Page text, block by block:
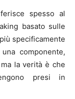
spesso al
basato sulle
specificamente
componente,
la verità è che
presi in